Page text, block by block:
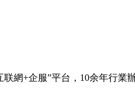
網+企服”平台，10余年行業